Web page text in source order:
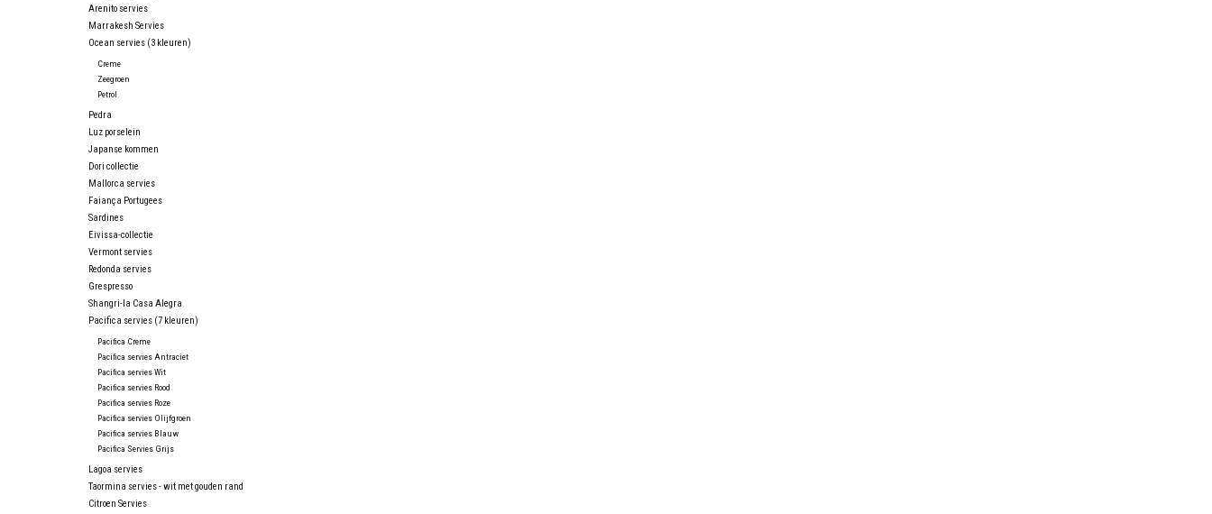
Arenito servies
Marrakesh Servies
Ocean servies (3 kleuren)
Creme
Zeegroen
Petrol
Pedra
Luz porselein
Japanse kommen
Dori collectie
Mallorca servies
Faiança Portugees
Sardines
Eivissa-collectie
Vermont servies
Redonda servies
Grespresso
Shangri-la Casa Alegra
Pacifica servies (7 kleuren)
Pacifica Creme
Pacifica servies Antraciet
Pacifica servies Wit
Pacifica servies Rood
Pacifica servies Roze
Pacifica servies Olijfgroen
Pacifica servies Blauw
Pacifica Servies Grijs
Lagoa servies
Taormina servies - wit met gouden rand
Citroen Servies